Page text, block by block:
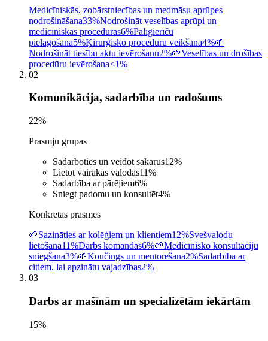
Medicīniskās, zobārstniecības un medmāsu aprūpes
nodrošināšana33%Nodrošināt veselības aprūpi un
medicīniskās procedūras6%Palīgierīču
pielāgošana5%Ķirurģisko procedūru veikšana4%🌱
Nodrošināt tiesību aktu ievērošanu2%🌱Veselības un drošības
procedūru ievērošana<1%
02
Komunikācija, sadarbība un radošums
22%
Prasmju grupas
Sadarboties un veidot sakarus12%
Lietot vairākas valodas11%
Sadarbība ar pārējiem6%
Sniegt padomu un konsultēt4%
Konkrētas prasmes
🌱Sazināties ar kolēģiem un klientiem12%Svešvalodu
lietošana11%Darbs komandās6%🌱Medicīnisko konsultāciju
sniegšana3%🌱Koučings un mentorēšana2%Sadarbība ar
citiem, lai apzinātu vajadzības2%
03
Darbs ar mašīnām un specializētām iekārtām
15%